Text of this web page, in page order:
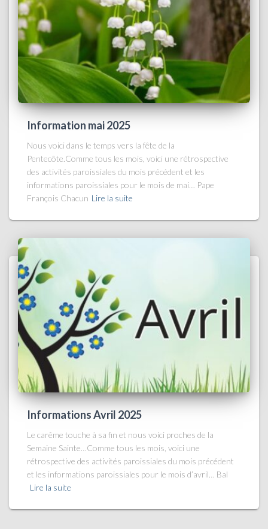
Information mai 2025
Nous voici dans le temps vers la fête de la
Pentecôte.Comme tous les mois, voici une rétrospective
des activités paroissiales du mois précédent et les
informations paroissiales pour le mois de mai… Pape
François Chacun Lire la suite
Informations Avril 2025
Le carême touche à sa fin et nous voici proches de la
Semaine Sainte…Comme tous les mois, voici une
rétrospective des activités paroissiales du mois précédent
et les informations paroissiales pour le mois d’avril… Bal
Lire la suite